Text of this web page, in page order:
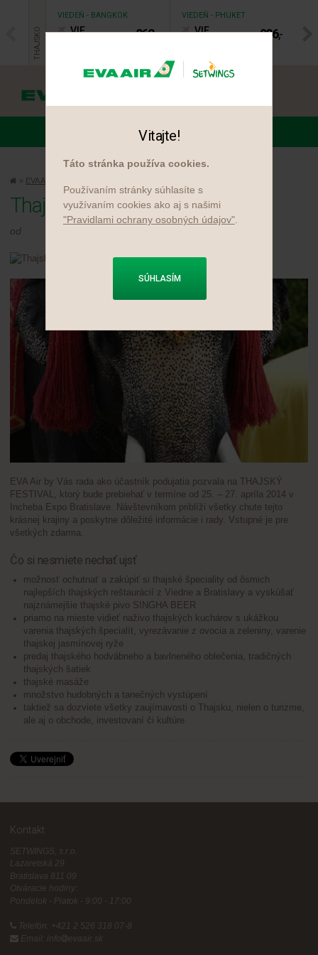
THAJSKO
VIEDEŇ - BANGKOK
VIE
862,-
VIEDEŇ - PHUKET
VIE
986,-
MENU
» EVA Air
Thajský festival
od
EVA Air by Vás rada ako účastník podujatia pozvala na THAJSKÝ
FESTIVAL, ktorý bude prebiehať v termíne od 25. – 27. apríla 2014 v
Incheba Expo Bratislave. Návštevníkom priblíži všetky chute tejto
krásnej krajiny a poskytne dôležité informácie i rady. Vstupné je pre
všetkých zdarma.
Čo si nesmiete nechať ujsť
možnosť ochutnať a zakúpiť si thajské špeciality od ôsmich
najlepších thajských reštaurácií z Viedne a Bratislavy a vyskúšať
najznámejšie thajské pivo SINGHA BEER
priamo na mieste vidieť naživo thajských kuchárov s ukážkou
varenia thajských špecialít, vyrezávanie z ovocia a zeleniny, varenie
thajskej jasmínovej ryže
predaj thajského hodvábneho a bavlneného oblečenia, tradičných
thajských šatiek
thajské masáže
množstvo hudobných a tanečných vystúpení
taktiež sa dozviete všetky zaujímavosti o Thajsku, nielen o turizme,
ale aj o obchode, investovaní či kultúre
Kontakt
SETWINGS, s.r.o.
Lazaretská 29
Bratislava 811 09
Otváracie hodiny:
Pondelok - Piatok - 9:00 - 17:00
Telefón: +421 2 526 318 07-8
Email: info
evaair.sk
Vitajte!
Táto stránka používa cookies.
Používaním stránky súhlasíte s
využívaním cookies ako aj s našimi
"Pravidlami ochrany osobných údajov".
SÚHLASÍM